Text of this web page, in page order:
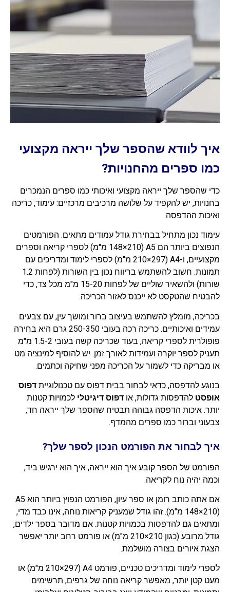
איך לוודא שהספר שלך ייראה מקצועי
כמו ספרים מהחנויות?
כדי שהספר שלך ייראה מקצועי ואיכותי כמו ספרים הנמכרים
בחנויות, יש להקפיד על שלושה מרכיבים מרכזיים: עימוד, כריכה
ואיכות ההדפסה.
עימוד נכון מתחיל בבחירת גודל עמודים מתאים. הפורמטים
הנפוצים ביותר הם A5 (148×210 מ"מ) לספרי קריאה וספרים
מקצועיים, ו-A4 (210×297 מ"מ) לספרי לימוד ומדריכים עם
תמונות. חשוב להשתמש בריווח נכון בין השורות (לפחות 1.2
שורות) ולהשאיר שוליים של לפחות 15-20 מ"מ מכל צד, כדי
להבטיח שהטקסט לא ייכנס לאזור הכריכה.
בכריכה, מומלץ להשתמש בעיצוב ברור ומושך עין, עם צבעים
עמידים ואיכותיים. כריכה רכה בעובי 250-350 גרם היא בחירה
פופולרית לספרי קריאה, בעוד שכריכה קשה בעובי 1.5-2 מ"מ
תעניק לספר יוקרה ועמידות לאורך זמן. יש להוסיף למינציה מט
או מבריקה כדי לשמור על הכריכה מפני שחיקה וכתמים.
בנוגע להדפסה, כדאי לבחור בבית דפוס עם טכנולוגיית דפוס
אופסט להדפסות גדולות, או דפוס דיגיטלי לכמויות קטנות
יותר. איכות הדפסה גבוהה תבטיח שהספר שלך ייראה חד,
צבעוני וברור כמו ספרים מהמדף.
איך לבחור את הפורמט הנכון לספר שלך?
הפורמט של הספר קובע איך הוא ייראה, איך הוא ירגיש ביד,
וכמה יהיה נוח לקריאה.
אם אתה כותב רומן או ספר עיון, הפורמט הנפוץ ביותר הוא A5
(148×210 מ"מ). זהו גודל שמעניק קריאות נוחה, אינו כבד מדי,
ומתאים גם להדפסות בכמויות קטנות. אם מדובר בספר ילדים,
גודל מרובע (כגון 210×210 מ"מ) או פורמט רחב יותר יאפשר
הצגת איורים בצורה מושלמת.
לספרי לימוד ומדריכים טכניים, פורמט A4 (210×297 מ"מ) או
מעט קטן יותר, מאפשר קריאה נוחה של גרפים, תרשימים